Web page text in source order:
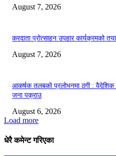
August 7, 2026
करदाता प्रोत्साहन उपहार कार्यक्रमको
August 7, 2026
आकर्षक तलबको प्रलोभनमा ठगी : वैदेशिक
जना पक्राउ
August 6, 2026
Load more
धेरै कमेन्ट गरिएका